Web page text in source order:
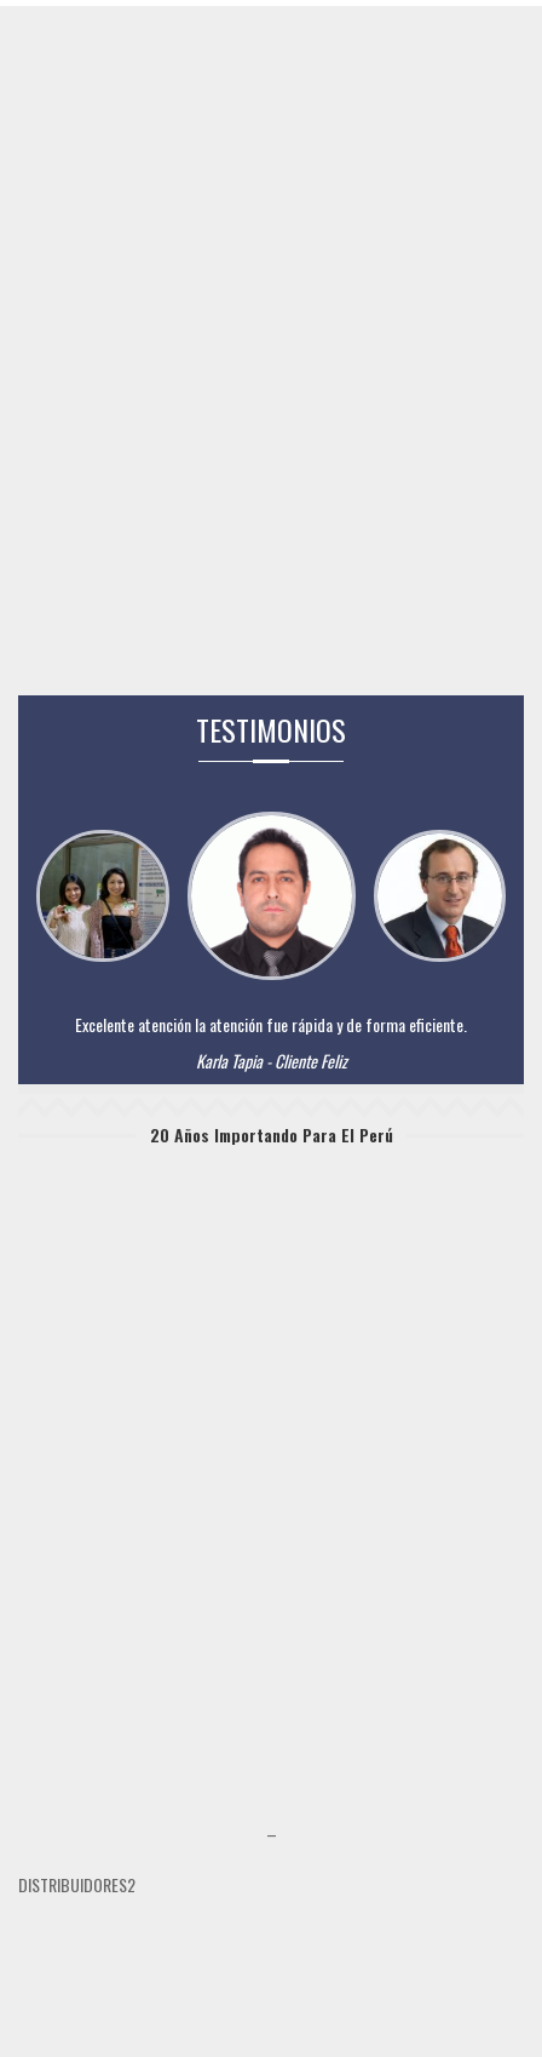
TESTIMONIOS
Excelente atención la atención fue rápida y de forma eficiente.
Karla Tapia - Cliente Feliz
20 Años Importando Para El Perú
–
DISTRIBUIDORES2